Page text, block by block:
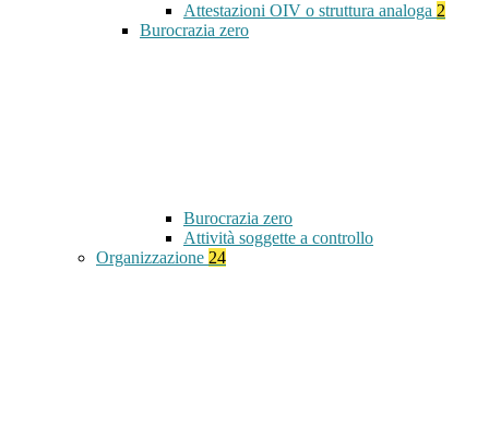
Attestazioni OIV o struttura analoga 2
Burocrazia zero
Burocrazia zero
Attività soggette a controllo
Organizzazione 24